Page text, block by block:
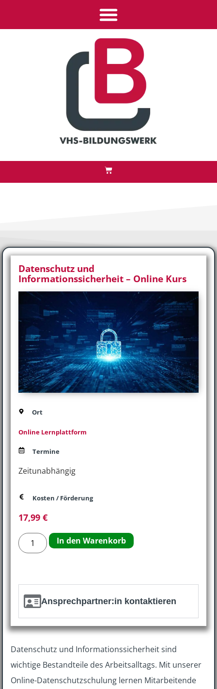
Datenschutz und
Informationssicherheit – Online Kurs
Ort
Online Lernplattform
Termine
Zeitunabhängig
Kosten / Förderung
17,99€
In den Warenkorb
Ansprechpartner:in kontaktieren
Datenschutz und Informationssicherheit sind
wichtige Bestandteile des Arbeitsalltags. Mit unserer
Online-Datenschutzschulung lernen Mitarbeitende